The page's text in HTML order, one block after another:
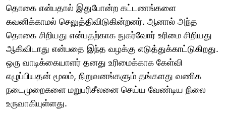
தொகை என்பதால் இதுபோன்ற கட்டணங்களை
கவனிக்காமல் செலுத்திவிடுகின்றனர். ஆனால் அந்த
தொகை சிறியது என்பதற்காக நுகர்வோர் உரிமை சிறியது
ஆகிவிடாது என்பதை இந்த வழக்கு எடுத்துக்காட்டுகிறது.
ஒரு வாடிக்கையாளர் தனது உரிமைக்காக கேள்வி
எழுப்பியதன் மூலம், நிறுவனங்களும் தங்களது வணிக
நடைமுறைகளை மறுபரிசீலனை செய்ய வேண்டிய நிலை
உருவாகியுள்ளது.